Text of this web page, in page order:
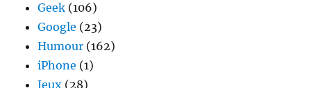
Geek (106)
Google (23)
Humour (162)
iPhone (1)
Jeux (28)